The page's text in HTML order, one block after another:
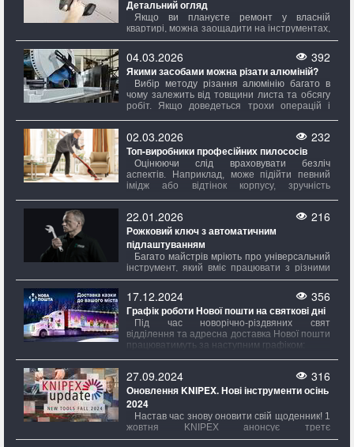
готовими до роботи.
Детальний огляд
Якщо ви плануєте ремонт у власній
квартирі, можна заощадити на інструментах,
обравши більш трудомісткий шлях. Однак,
навіть у цьому випадку, обсяг робіт має
значення. Для простого вирівнювання стін і
стелі достатньо мінімального набору, тоді як
для створення складних багаторівневих
стель з підсвічуванням знадобиться майже
повний комплект.
04.03.2026 392
Якими засобами можна різати алюміній?
Вибір методу різання алюмінію багато в
чому залежить від товщини листа та обсягу
робіт. Якщо доведеться трохи операцій і
при великій кількості розрізів або
регулярному проведенні таких робіт краще
придбати більш професійне обладнання.
Також важливо враховувати, чи потрібно
робити невеликий прямий надріз або
02.03.2026 232
Топ-виробники професійних пилососів
Оцінюючи слід враховувати безліч
аспектів. Наприклад, може підійти певний
імідж або відтінок корпусу, зручність
увагу на потужність – саме вона визначає,
наскільки добре прилад боротиметься з
пилом і всяким дрібним соромом, який
завжди з'являється нізвідки.
22.01.2026 216
Рожковий ключ з автоматичним
підлаштуванням
Багато майстрів мріють про універсальний
інструмент, який вміє працювати з різними
метричними та дюймовими розмірами. Вони
хочуть, щоб один ключ міг замінити цілий
набір ріжкових ключів, автоматично
підлаштовуючись під гайки та гвинти різних
діаметрів.
17.12.2024 356
Графік роботи Нової пошти на святкові дні
Під час новорічно-різдвяних свят
відділення та адресна доставка Нової пошти
працюватимуть за наступним графіком:
27.09.2024 316
Оновлення KNIPEX. Нові інструменти осінь
2024
Настав час знову оновити свій щоденник! 1
жовтня KNIPEX анонсує третє
KNIPEXоновлення цього року, та знову